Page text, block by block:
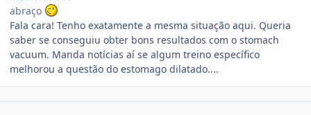
abraço
Fala cara! Tenho exatamente a mesma situação aqui. Queria
saber se conseguiu obter bons resultados com o stomach
vacuum. Manda notícias aí se algum treino específico
melhorou a questão do estomago dilatado....